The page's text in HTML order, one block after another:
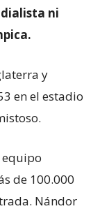
ni
y
en el estadio
equipo
de 100.000
Nándor